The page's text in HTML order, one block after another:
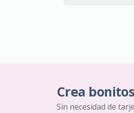
Crea
Sin necesidad de